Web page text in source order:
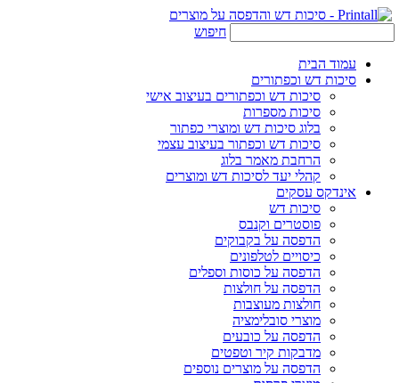
חיפוש
עמוד הבית
סיכות דש וכפתורים
סיכות דש וכפתורים בעיצוב אישי
סיכות מספרות
בלוג סיכות דש ומוצרי כפתור
סיכות דש וכפתור בעיצוב עצמי
הרחבת מאמר בלוג
קהלי יעד לסיכות דש ומוצרים
אינדקס עסקים
סיכות דש
פוסטרים וקנבס
הדפסה על בקבוקים
כיסויים לטלפונים
הדפסה על כוסות וספלים
הדפסה על חולצות
חולצות מעוצבות
מוצרי סובלימציה
הדפסה על כובעים
מדבקות קיר וטפטים
הדפסה על מוצרים נוספים